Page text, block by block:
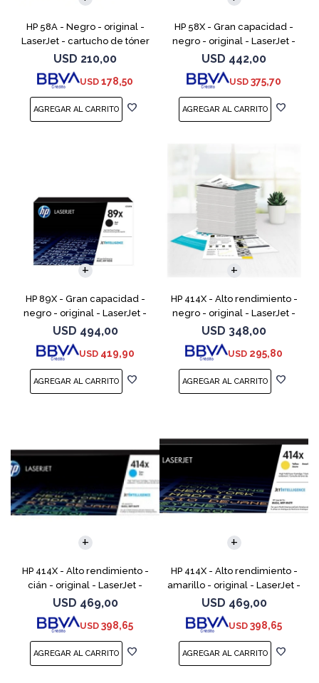
HP 58A - Negro - original -
LaserJet - cartucho de tóner
(CF258A) - para LaserJet Pro
M404dn, M404dw, M404n,
M428fdw, MFP M428dw
USD 210,00
USD 178,50
HP 58X - Gran capacidad -
negro - original - LaserJet -
cartucho de tóner (CF258X) -
para LaserJet Pro M404dn,
M404dw, M404n, M4
USD 442,00
USD 375,70
HP 89X - Gran capacidad -
negro - original - LaserJet -
cartucho de tóner (CF289X)
USD 494,00
USD 419,90
HP 414X - Alto rendimiento -
negro - original - LaserJet -
cartucho de tóner (W2020X) -
para Color LaserJet
Enterprise M455, MFP
USD 348,00
USD 295,80
HP 414X - Alto rendimiento -
cián - original - LaserJet -
cartucho de tóner (W2021X) -
para Color LaserJet
Enterprise M455, MFP
USD 469,00
USD 398,65
HP 414X - Alto rendimiento -
amarillo - original - LaserJet -
cartucho de tóner (W2022X) -
para Color LaserJet
Enterprise M455,
USD 469,00
USD 398,65